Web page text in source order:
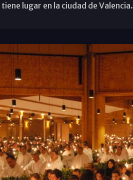
lugar en la ciudad de Valencia.